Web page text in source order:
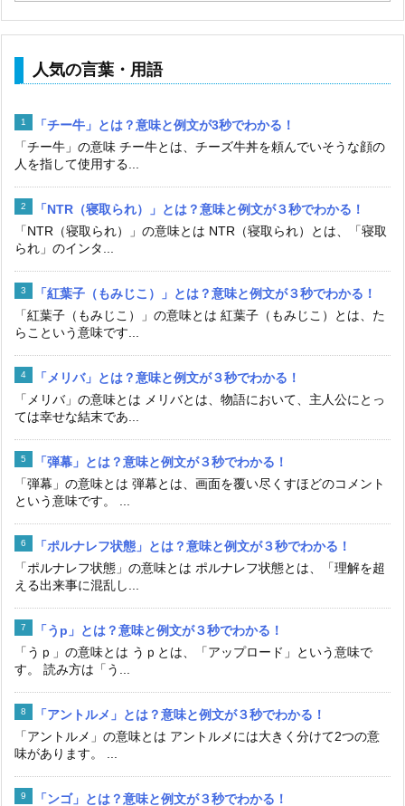
人気の言葉・用語
「チー牛」とは？意味と例文が3秒でわかる！
「チー牛」の意味 チー牛とは、チーズ牛丼を頼んでいそうな顔の
人を指して使用する...
「NTR（寝取られ）」とは？意味と例文が３秒でわかる！
「NTR（寝取られ）」の意味とは NTR（寝取られ）とは、「寝取
られ」のインタ...
「紅葉子（もみじこ）」とは？意味と例文が３秒でわかる！
「紅葉子（もみじこ）」の意味とは 紅葉子（もみじこ）とは、た
らこという意味です...
「メリバ」とは？意味と例文が３秒でわかる！
「メリバ」の意味とは メリバとは、物語において、主人公にとっ
ては幸せな結末であ...
「弾幕」とは？意味と例文が３秒でわかる！
「弾幕」の意味とは 弾幕とは、画面を覆い尽くすほどのコメント
という意味です。 ...
「ポルナレフ状態」とは？意味と例文が３秒でわかる！
「ポルナレフ状態」の意味とは ポルナレフ状態とは、「理解を超
える出来事に混乱し...
「うp」とは？意味と例文が３秒でわかる！
「うｐ」の意味とは うｐとは、「アップロード」という意味で
す。 読み方は「う...
「アントルメ」とは？意味と例文が３秒でわかる！
「アントルメ」の意味とは アントルメには大きく分けて2つの意
味があります。 ...
「ンゴ」とは？意味と例文が３秒でわかる！